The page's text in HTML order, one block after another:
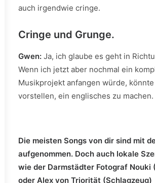
auch irgendwie cringe.
Cringe und Grunge.
Gwen: Ja, ich glaube es geht in
Wenn ich jetzt aber nochmal ein
Musikprojekt anfangen würde,
vorstellen, ein englisches zu machen.
Die meisten Songs von dir sind mit
aufgenommen. Doch auch lokale
wie der Darmstädter Fotograf Nouki
oder Alex von Triorität